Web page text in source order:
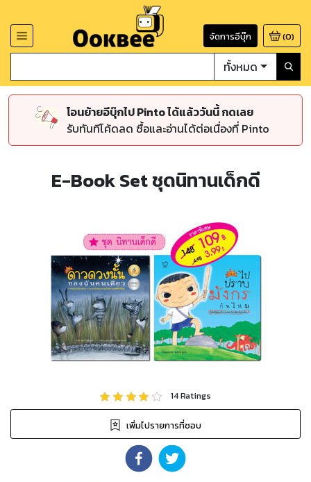
จัดการอีบุ๊ก (0)
ทั้งหมด
โอนย้ายอีบุ๊กไป Pinto ได้แล้ววันนี้ กดเลย
รับทันทีโค้ดลด ซื้อและอ่านได้ต่อเนื่องที่ Pinto
E-Book Set ชุดนิทานเด็กดี
14Ratings
เพิ่มไปรายการที่ชอบ